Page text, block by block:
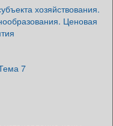
хозяйствования.
Ценовая
7